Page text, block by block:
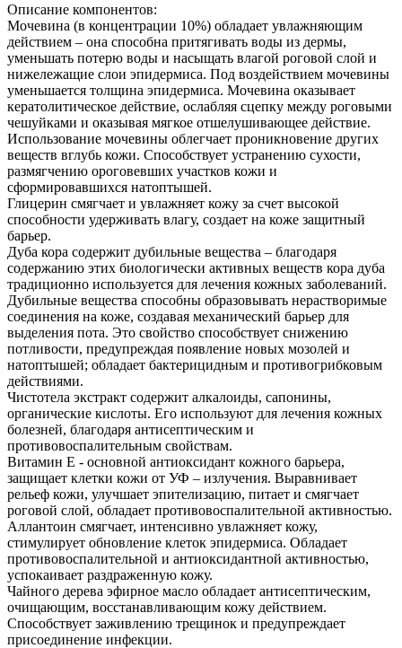
Описание компонентов:
Мочевина (в концентрации 10%) обладает увлажняющим
действием – она способна притягивать воды из дермы,
уменьшать потерю воды и насыщать влагой роговой слой и
нижележащие слои эпидермиса. Под воздействием мочевины
уменьшается толщина эпидермиса. Мочевина оказывает
кератолитическое действие, ослабляя сцепку между роговыми
чешуйками и оказывая мягкое отшелушивающее действие.
Использование мочевины облегчает проникновение других
веществ вглубь кожи. Способствует устранению сухости,
размягчению ороговевших участков кожи и
сформировавшихся натоптышей.
Глицерин смягчает и увлажняет кожу за счет высокой
способности удерживать влагу, создает на коже защитный
барьер.
Дуба кора содержит дубильные вещества – благодаря
содержанию этих биологически активных веществ кора дуба
традиционно используется для лечения кожных заболеваний.
Дубильные вещества способны образовывать нерастворимые
соединения на коже, создавая механический барьер для
выделения пота. Это свойство способствует снижению
потливости, предупреждая появление новых мозолей и
натоптышей; обладает бактерицидным и противогрибковым
действиями.
Чистотела экстракт содержит алкалоиды, сапонины,
органические кислоты. Его используют для лечения кожных
болезней, благодаря антисептическим и
противовоспалительным свойствам.
Витамин Е - основной антиоксидант кожного барьера,
защищает клетки кожи от УФ – излучения. Выравнивает
рельеф кожи, улучшает эпителизацию, питает и смягчает
роговой слой, обладает противовоспалительной активностью.
Аллантоин смягчает, интенсивно увлажняет кожу,
стимулирует обновление клеток эпидермиса. Обладает
противовоспалительной и антиоксидантной активностью,
успокаивает раздраженную кожу.
Чайного дерева эфирное масло обладает антисептическим,
очищающим, восстанавливающим кожу действием.
Способствует заживлению трещинок и предупреждает
присоединение инфекции.